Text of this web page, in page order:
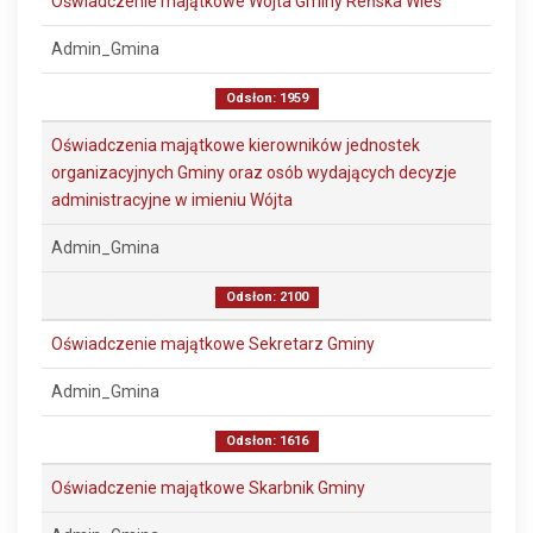
Admin_Gmina
Odsłon: 1959
Oświadczenia majątkowe kierowników jednostek
organizacyjnych Gminy oraz osób wydających decyzje
administracyjne w imieniu Wójta
Admin_Gmina
Odsłon: 2100
Oświadczenie majątkowe Sekretarz Gminy
Admin_Gmina
Odsłon: 1616
Oświadczenie majątkowe Skarbnik Gminy